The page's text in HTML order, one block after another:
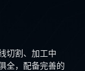
切割、加工中
全，配备完善的